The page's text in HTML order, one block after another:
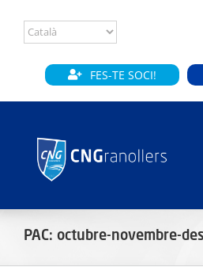
content
FES-TE SOCI!
PAC: octubre-novembre-